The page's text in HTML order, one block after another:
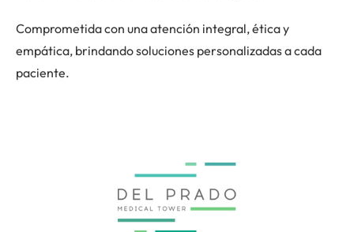
Comprometida con una atención integral, ética y
empática, brindando soluciones personalizadas a cada
paciente.